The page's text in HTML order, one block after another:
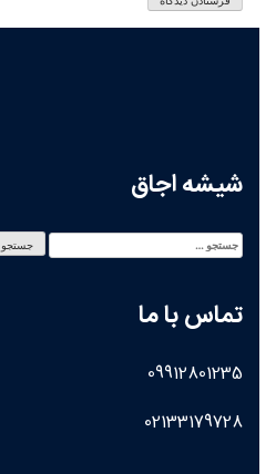
شیشه اجاق
تماس با ما
09912801235
02133179728